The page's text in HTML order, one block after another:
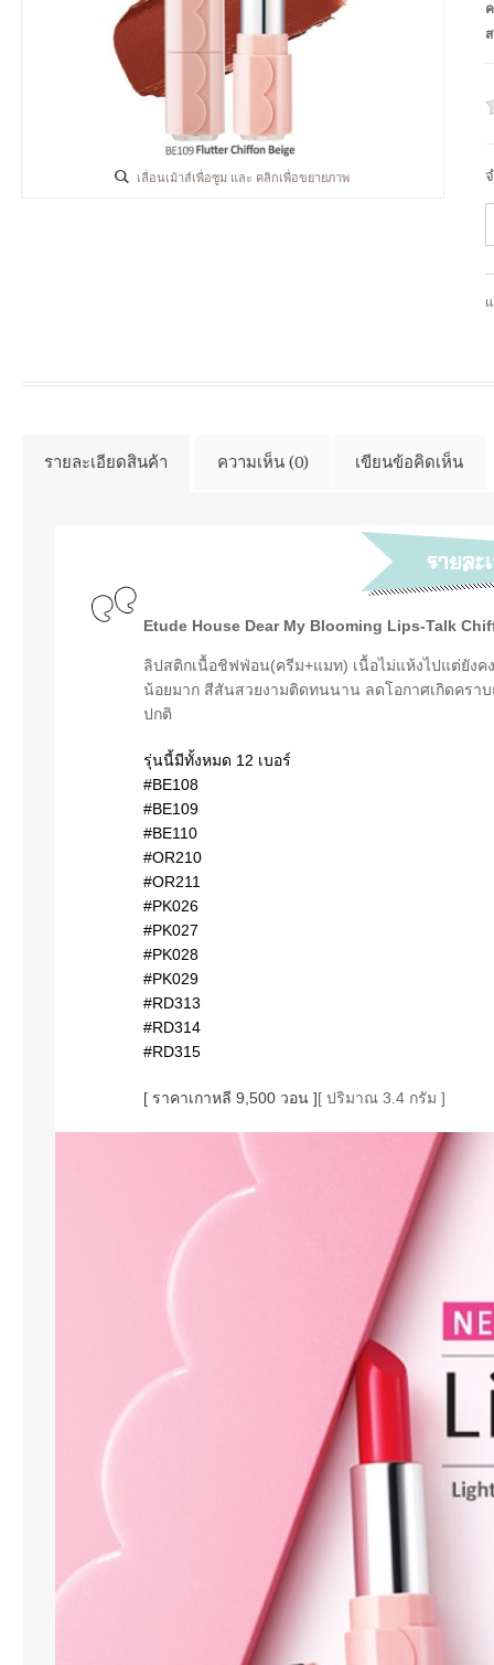
เลื่อนเม้าส์เพื่อซูม และ คลิกเพื่อขยายภาพ
รายละเอียดสินค้า ความเห็น (0) เขียนข้อคิดเห็น
Etude House Dear My Blooming Lips-Talk
ลิปสติกเนื้อชิฟฟ่อน(ครีม+แมท) เนื้อไม่แห้งไปแต่ยัง
น้อยมาก สีสันสวยงามติดทนนาน ลดโอกาศเกิดครา
ปกติ
รุ่นนี้มีทั้งหมด 12 เบอร์
#BE108
#BE109
#BE110
#OR210
#OR211
#PK026
#PK027
#PK028
#PK029
#RD313
#RD314
#RD315
[ ราคาเกาหลี 9,500 วอน ][ ปริมาณ 3.4 กรัม ]